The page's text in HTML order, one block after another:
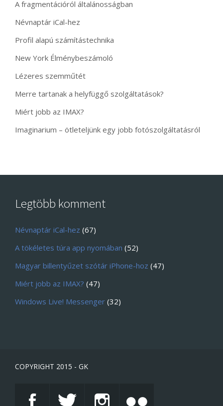
A fragmentációról általánosságban
Névnaptár iCal-hez
Profil alapú számítástechnika
New York Élménybeszámoló
Lézeres szemműtét
Merre tartanak a helyfüggő szolgáltatások?
Miért jobb az IMAX?
Imaginarium – ötleteljünk egy jobb fotószolgáltatásról
Legtöbb komment
Névnaptár iCal-hez (67)
A tökéletes túra app nyomában (52)
Magyar billentyűzet szótár iPhone-hoz (47)
Miért jobb az IMAX? (47)
Windows Live! Messenger (32)
COPYRIGHT 2015 - GK